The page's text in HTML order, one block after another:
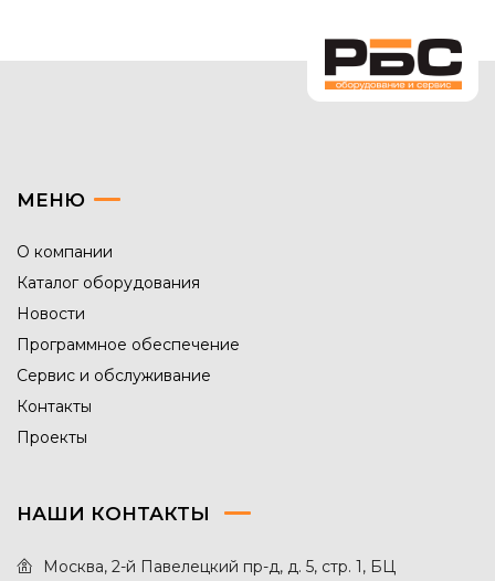
МЕНЮ
О компании
Каталог оборудования
Новости
Программное обеспечение
Сервис и обслуживание
Контакты
Проекты
НАШИ КОНТАКТЫ
Москва, 2-й Павелецкий пр-д, д. 5, стр. 1, БЦ